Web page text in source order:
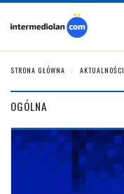
STRONA GŁÓWNA AKTUALNOŚCI
OGÓLNA